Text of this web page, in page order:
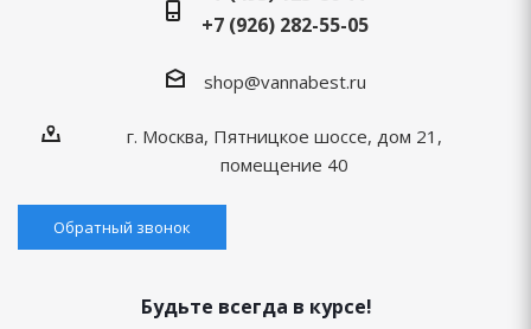
+7 (926) 282-55-05
shop@vannabest.ru
г. Москва, Пятницкое шоссе, дом 21,
помещение 40
Обратный звонок
Будьте всегда в курсе!